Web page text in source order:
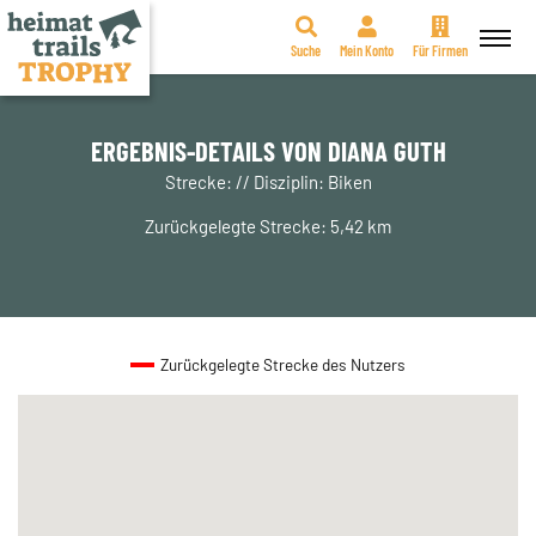
Zum
Suche Mein Konto Für Firmen
ERGEBNIS-DETAILS VON DIANA GUTH
Strecke: // Disziplin: Biken
Zurückgelegte Strecke: 5,42 km
Zurückgelegte Strecke des Nutzers